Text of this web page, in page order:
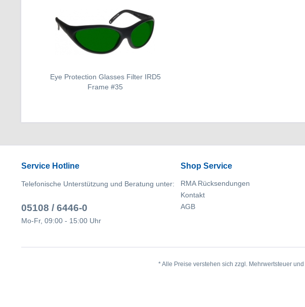
Eye Protection Glasses Filter IRD5
Frame #35
Service Hotline
Telefonische Unterstützung und Beratung unter:
05108 / 6446-0
Mo-Fr, 09:00 - 15:00 Uhr
Shop Service
RMA Rücksendungen
Kontakt
AGB
* Alle Preise verstehen sich zzgl. Mehrwertsteuer und